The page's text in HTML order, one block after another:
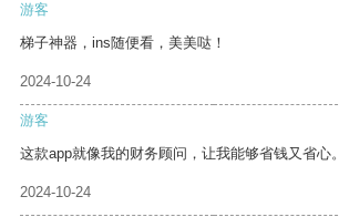
游客
梯子神器，ins随便看，美美哒！
2024-10-24
游客
这款app就像我的财务顾问，让我能够省钱又省心。
2024-10-24